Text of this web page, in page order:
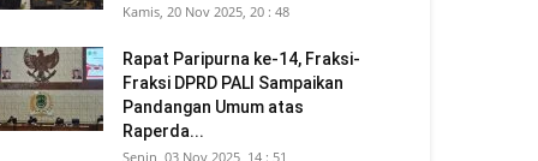
Kamis, 20 Nov 2025, 20 : 48
Rapat Paripurna ke-14, Fraksi-
Fraksi DPRD PALI Sampaikan
Pandangan Umum atas
Raperda...
Senin, 03 Nov 2025, 14 : 51